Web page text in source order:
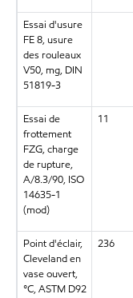
Essai d'usure
FE 8, usure
des rouleaux
V50, mg, DIN
51819-3
Essai de
frottement
FZG, charge
de rupture,
A/8.3/90, ISO
14635-1
(mod)
11
Point d'éclair,
Cleveland en
vase ouvert,
°C, ASTM D92
236